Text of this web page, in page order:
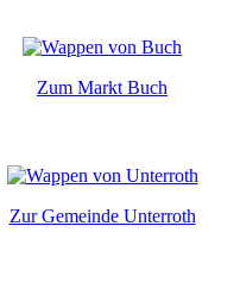
Zum Markt Buch
Zur Gemeinde Unterroth